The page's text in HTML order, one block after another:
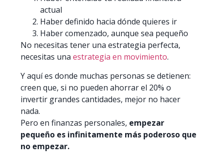
actual
Haber definido hacia dónde quieres ir
Haber comenzado, aunque sea pequeño
No necesitas tener una estrategia perfecta,
necesitas una estrategia en movimiento.
Y aquí es donde muchas personas se detienen:
creen que, si no pueden ahorrar el 20% o
invertir grandes cantidades, mejor no hacer
nada.
Pero en finanzas personales, empezar
pequeño es infinitamente más poderoso que
no empezar.